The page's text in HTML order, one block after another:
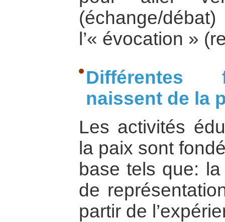
(échange/
l’« évocation »
Différentes
naissent de la
Les activités
la paix sont
base tels que:
de
partir de